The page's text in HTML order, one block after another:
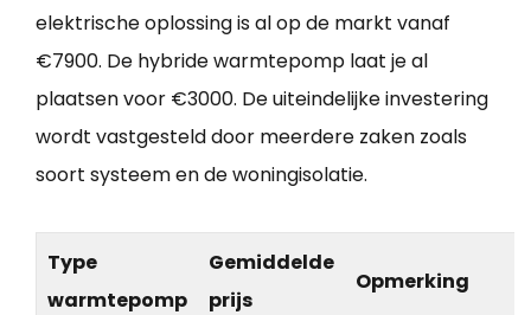
elektrische oplossing is al op de markt vanaf
€7900. De hybride warmtepomp laat je al
plaatsen voor €3000. De uiteindelijke investering
wordt vastgesteld door meerdere zaken zoals
soort systeem en de woningisolatie.
Type
warmtepomp
Gemiddelde
prijs
Opmerking